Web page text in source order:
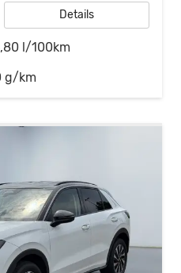
Details
l/100km
g/km